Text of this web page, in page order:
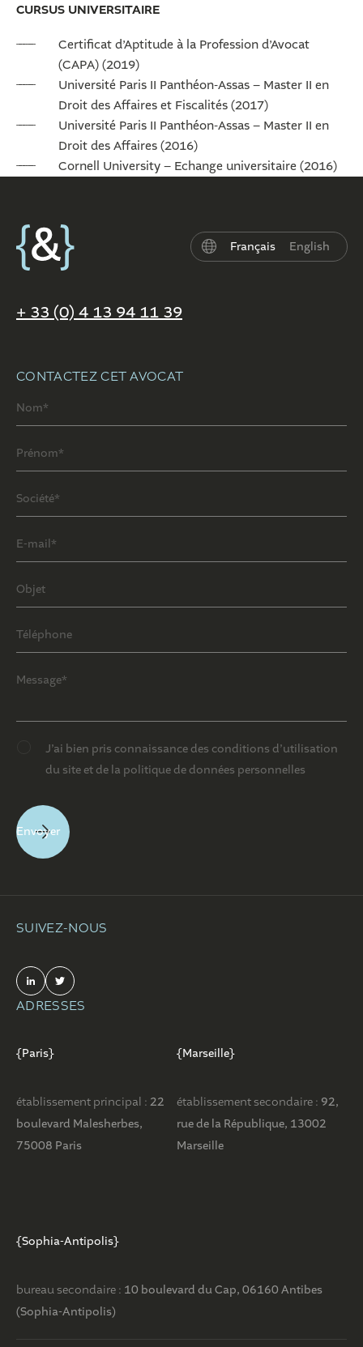
CURSUS UNIVERSITAIRE
Certificat d’Aptitude à la Profession d’Avocat
(CAPA) (2019)
Université Paris II Panthéon-Assas – Master II en
Droit des Affaires et Fiscalités (2017)
Université Paris II Panthéon-Assas – Master II en
Droit des Affaires (2016)
Cornell University – Echange universitaire (2016)
Français English
+ 33 (0) 4 13 94 11 39
CONTACTEZ CET AVOCAT
J’ai bien pris connaissance des conditions d’utilisation
du site et de la politique de données personnelles
SUIVEZ-NOUS
ADRESSES
{Paris}
établissement principal : 22
boulevard Malesherbes,
75008 Paris
{Marseille}
établissement secondaire : 92,
rue de la République, 13002
Marseille
{Sophia-Antipolis}
bureau secondaire : 10 boulevard du Cap, 06160 Antibes
(Sophia-Antipolis)